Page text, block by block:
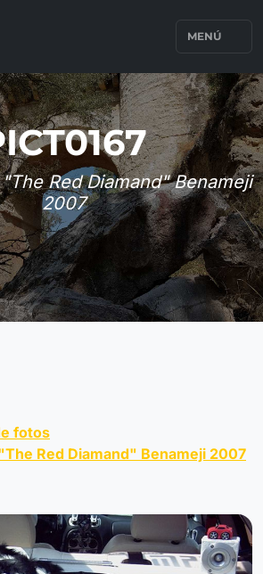
MENÚ
Red Diamand" Benameji
2007
fotos
Red Diamand" Benameji 2007